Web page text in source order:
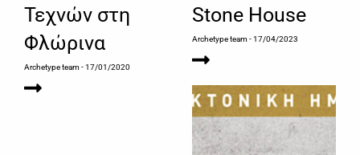
Τεχνών στη
Φλώρινα
Archetype team- 17/01/2020
Stone House
Archetype team- 17/04/2023